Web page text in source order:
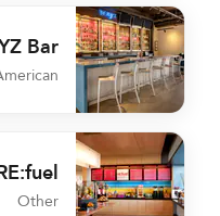
undefined The Glowbal
Bar
undefined WXYZ Bar
Other